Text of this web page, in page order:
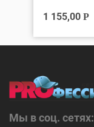
1 155,00 Р
Мы в соц. сетях: